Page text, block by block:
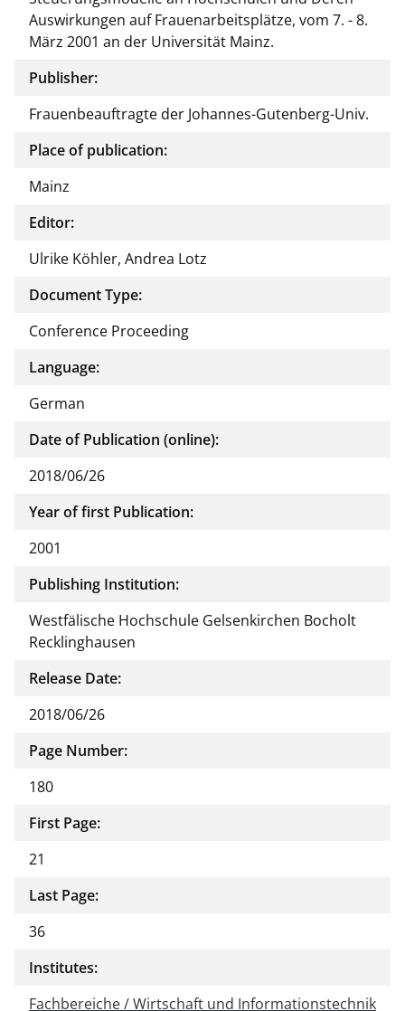
Auswirkungen auf Frauenarbeitsplätze, vom 7. - 8.
März 2001 an der Universität Mainz.
Publisher:
Frauenbeauftragte der Johannes-Gutenberg-Univ.
Place of publication:
Mainz
Editor:
Ulrike Köhler, Andrea Lotz
Document Type:
Conference Proceeding
Language:
German
Date of Publication (online):
2018/06/26
Year of first Publication:
2001
Publishing Institution:
Westfälische Hochschule Gelsenkirchen Bocholt
Recklinghausen
Release Date:
2018/06/26
Page Number:
180
First Page:
21
Last Page:
36
Institutes:
Fachbereiche / Wirtschaft und Informationstechnik